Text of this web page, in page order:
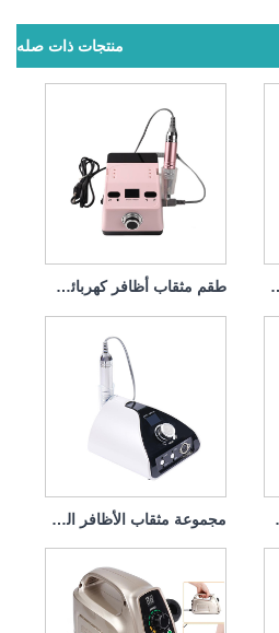
منتجات ذات صله
طقم مثقاب أظافر كهربائي لإزالة طلاء الجل 65 واط 35000 دورة في الدقيقة وات 35000 دورة في الدقيقة
مجموعة مثقاب الأظافر الكهربائية اللازمة 65 وات 35000 دورة في الدقيقة الدقيقة